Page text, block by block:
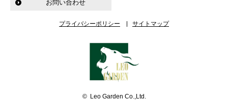
お問い合わせ
プライバシーポリシー サイトマップ
© Leo Garden Co.,Ltd.